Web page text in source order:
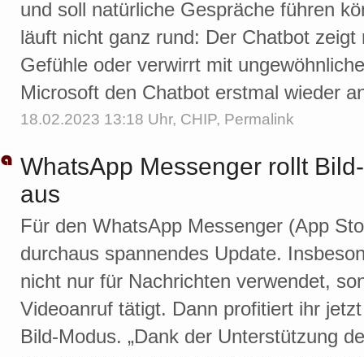
und soll natürliche Gespräche führen
läuft nicht ganz rund: Der Chatbot
Gefühle oder verwirrt mit
Microsoft den Chatbot erstmal wieder
18.02.2023 13:18 Uhr, CHIP, Permalink
WhatsApp Messenger rollt
aus
Für den WhatsApp Messenger (App
durchaus spannendes Update.
nicht nur für Nachrichten verwendet,
Videoanruf tätigt. Dann profitiert ihr
Bild-Modus. „Dank der Unterstützung